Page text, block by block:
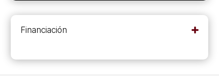
Financiación